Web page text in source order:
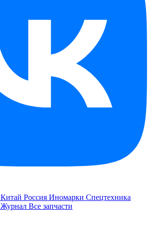
Китай Россия Иномарки Спецтехника
Журнал Все запчасти